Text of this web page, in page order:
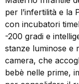
per l’infertilità e la
con incubatori
-200 gradi e
stanze luminose e
camera, che
bebè nelle prime,